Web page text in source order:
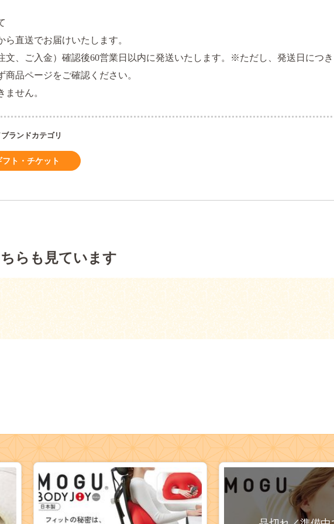
ら直送でお届けいたします。
文、ご入金）確認後60営業日以内に発送いたします。※ただし、発送日につ
商品ページをご確認ください。
ません。
ランドカテゴリ
フト・チケット
らも見ています